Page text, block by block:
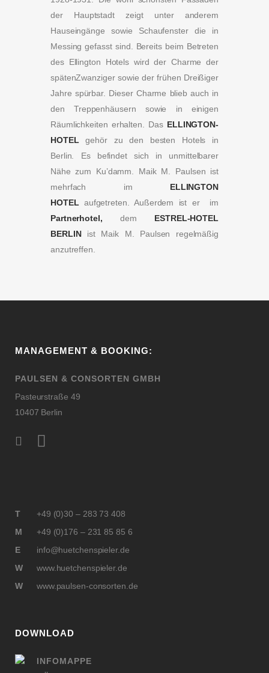
der Hauptstadt zeigt unter anderem
Hauseingänge sowie Schaufenster die in
Messing gefasst sind. Bereits beim Betreten
des Ellington Hotels wird der Charme der
spätenZwanziger sowie der frühen Dreißiger
Jahre spürbar. Dieser Charme blieb auch in
den Treppenhäusern sowie in einigen
Räumlichkeiten erhalten. Das ELLINGTON-
HOTEL gehör zu den besten Hotels in
Berlin. Es befindet sich in unmittelbarer
Nähe zum Ku’damm. Maik M. Paulsen ist
mehrfach im ELLINGTON
HOTEL aufgetreten. Außerdem ist er im
Partnerhotel, dem ESTREL-HOTEL
BERLINist Maik M. Paulsen regelmäßig
anzutreffen.
MANAGEMENT & BOOKING:
PAULSEN & CONSORTEN GMBH
Pasteurstraße 49
10407 Berlin
T
+49 (0)30 – 283 73 408
M
+49 (0)176 – 231 85 85 6
E
info@huetchenspieler.de
W
www.huetchenspieler.de
W
www.paulsen-consorten.de
DOWNLOAD
INFOMAPPE